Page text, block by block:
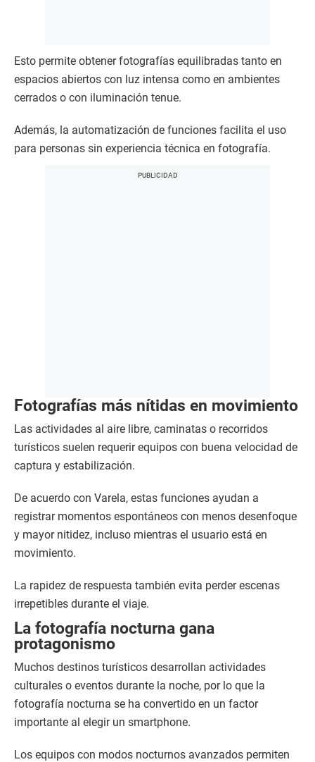
Esto permite obtener fotografías equilibradas tanto en
espacios abiertos con luz intensa como en ambientes
cerrados o con iluminación tenue.
Además, la automatización de funciones facilita el uso
para personas sin experiencia técnica en fotografía.
Fotografías más nítidas en movimiento
Las actividades al aire libre, caminatas o recorridos
turísticos suelen requerir equipos con buena velocidad de
captura y estabilización.
De acuerdo con Varela, estas funciones ayudan a
registrar momentos espontáneos con menos desenfoque
y mayor nitidez, incluso mientras el usuario está en
movimiento.
La rapidez de respuesta también evita perder escenas
irrepetibles durante el viaje.
La fotografía nocturna gana
protagonismo
Muchos destinos turísticos desarrollan actividades
culturales o eventos durante la noche, por lo que la
fotografía nocturna se ha convertido en un factor
importante al elegir un smartphone.
Los equipos con modos nocturnos avanzados permiten